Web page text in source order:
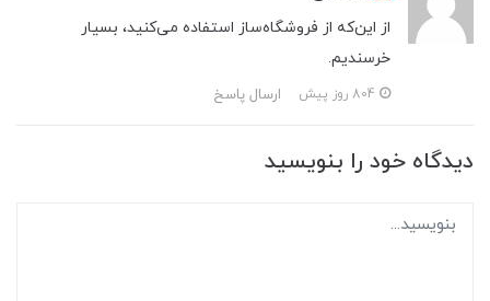
از این‌که از فروشگاه‌ساز استفاده می‌کنید، بسیار
خرسندیم.
ارسال پاسخ
دیدگاه خود را بنویسید